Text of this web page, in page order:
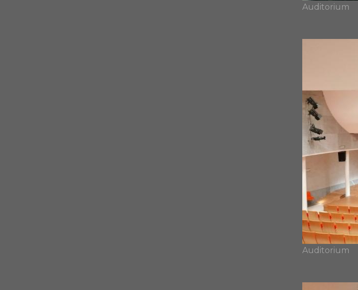
Auditorium
Auditorium